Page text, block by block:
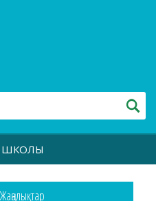
Жаңалықтар